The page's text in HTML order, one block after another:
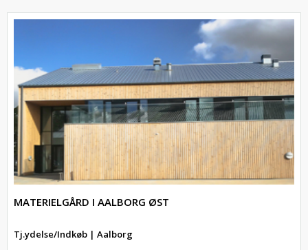
MATERIELGÅRD I AALBORG ØST
Tj.ydelse/Indkøb | Aalborg